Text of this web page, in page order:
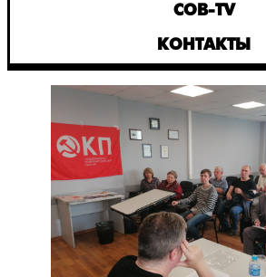
СОВ-TV
КОНТАКТЫ